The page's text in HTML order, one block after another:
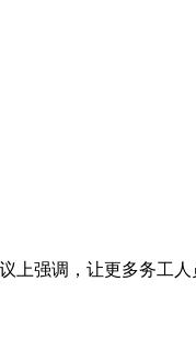
上强调，让更多务工